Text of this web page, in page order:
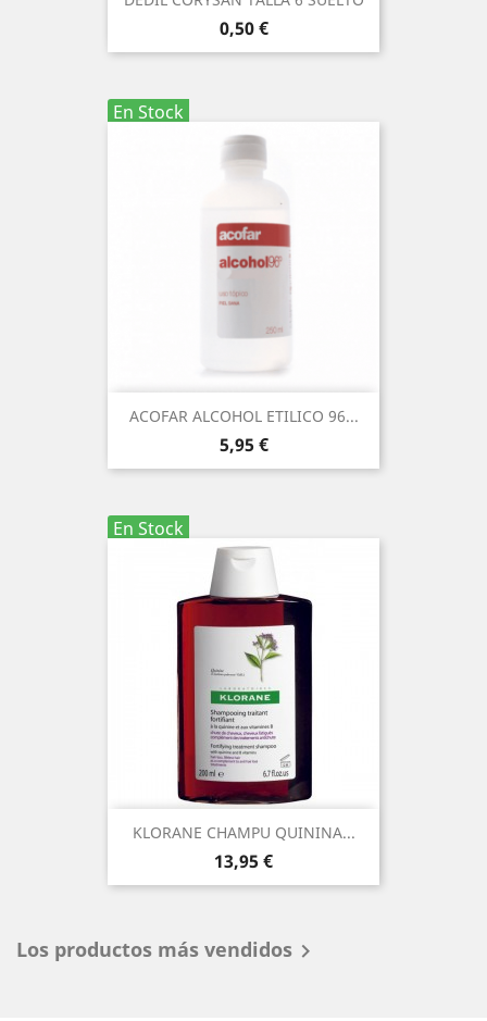
Precio
0,50 €
En Stock
ACOFAR ALCOHOL ETILICO 96...
Precio
5,95 €
En Stock
KLORANE CHAMPU QUININA...
Precio
13,95 €
Los productos más vendidos 